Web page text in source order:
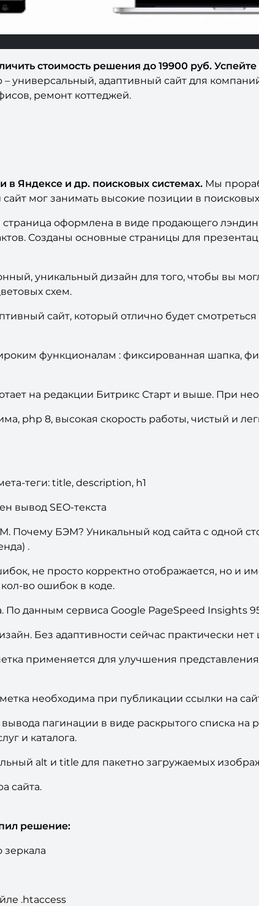
стоимость решения до 19900 руб. Успейте
– универсальный, адаптивный сайт для
ремонт коттеджей.
Яндексе и др. поисковых системах. Мы
мог занимать высокие позиции в
страница оформлена в виде продающего
Созданы основные страницы для
уникальный дизайн для того, чтобы вы
схем.
сайт, который отлично будет смотреться
функционалам : фиксированная шапка,
на редакции Битрикс Старт и выше. При
php 8, высокая скорость работы, чистый и
теги: title, description, h1
вывод SEO-текста
Почему БЭМ? Уникальный код сайта с одной
.
не просто корректно отображается, но и
во ошибок в коде.
По данным сервиса Google PageSpeed Insights
Без адаптивности сейчас практически
применяется для улучшения
необходима при публикации ссылки на
пагинации в виде раскрытого списка на
и каталога.
alt и title для пакетно загружаемых
сайта.
решение:
зеркала
.htaccess